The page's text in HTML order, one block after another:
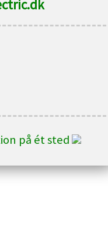
på ét sted